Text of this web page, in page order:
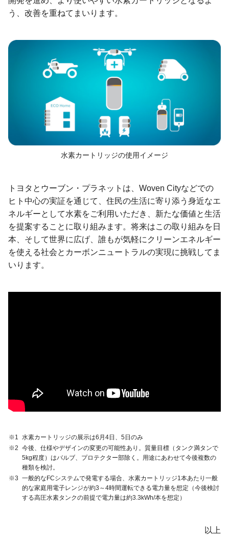
う、改善を重ねてまいります。
水素カートリッジの使用イメージ
トヨタとウーブン・プラネットは、Woven Cityなどでの
ヒト中心の実証を通じて、住民の生活に寄り添う身近なエ
ネルギーとして水素をご利用いただき、新たな価値と生活
を提案することに取り組みます。将来はこの取り組みを日
本、そして世界に広げ、誰もが気軽にクリーンエネルギー
を使える社会とカーボンニュートラルの実現に挑戦してま
いります。
※1 水素カートリッジの展示は6月4日、5日のみ
※2 今後、仕様やデザインの変更の可能性あり。質量目標（タンク満タンで
5kg程度）はバルブ、プロテクター部除く。用途にあわせて今後複数の
種類を検討。
※3 一般的なFCシステムで発電する場合、水素カートリッジ1本あたり一般
的な家庭用電子レンジが約3～4時間運転できる電力量を想定（今後検討
する高圧水素タンクの前提で電力量は約3.3kWh/本を想定）
以上